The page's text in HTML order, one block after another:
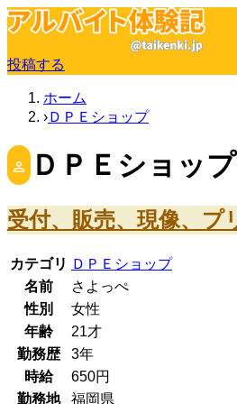
投稿する
ホーム
ＤＰＥショップ
ＤＰＥショップ
受付、販売、現像、プ
カテゴリ ＤＰＥショップ
名前
さよっぺ
性別
女性
年齢
21才
勤務歴
3年
時給
650円
勤務地
福岡県